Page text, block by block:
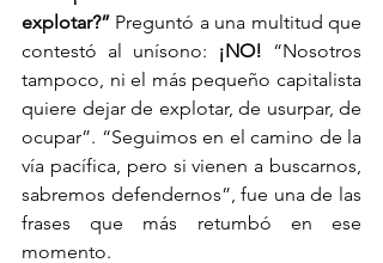
explotar?” Preguntó a una multitud que
contestó al unísono:
¡NO! “Nosotros
tampoco, ni el más pequeño capitalista
quiere dejar de explotar, de usurpar, de
ocupar”. “Seguimos en el camino de la
vía pacífica, pero si vienen a buscarnos,
sabremos defendernos”, fue una de las
frases que más retumbó en ese
momento.